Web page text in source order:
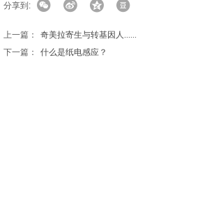
分享到:
上一篇：
奇美拉寄生与转基因人......
下一篇：
什么是纸电感应？